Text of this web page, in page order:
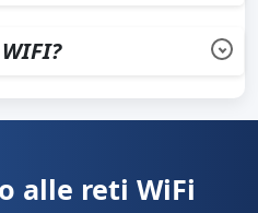
Rispetta sempre le leggi
alle reti WiFi